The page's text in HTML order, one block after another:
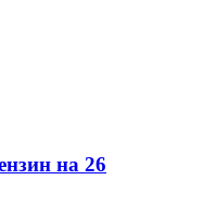
на 26